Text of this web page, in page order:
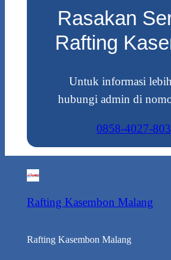
Rasakan
Rafting
Untuk informasi
hubungi admin di
0858-4027-
Rafting Kasembon Malang
Rafting Kasembon Malang